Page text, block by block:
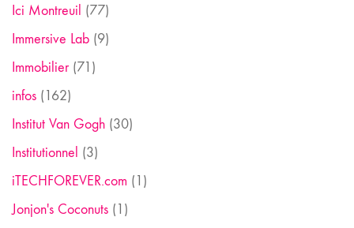
Ici Montreuil (77)
Immersive Lab (9)
Immobilier(71)
infos (162)
Institut Van Gogh (30)
Institutionnel (3)
iTECHFOREVER.com (1)
Jonjon's Coconuts (1)